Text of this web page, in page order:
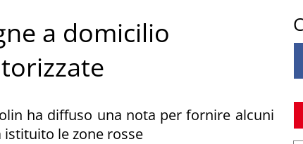
a domicilio
ha diffuso una nota per fornire alcuni
le zone rosse